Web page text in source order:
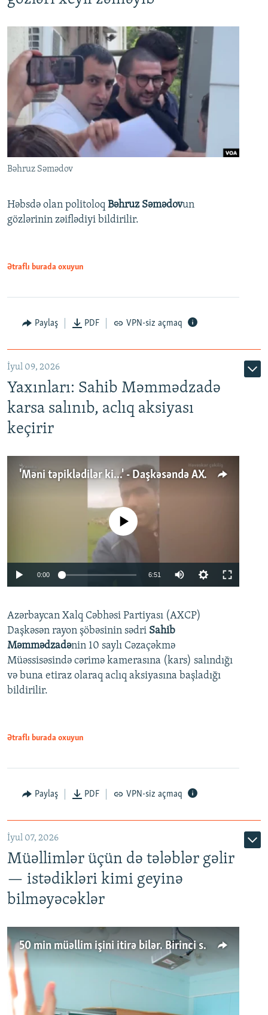
Bəhruz Səmədov
Həbsdə olan politoloq Bəhruz Səmədovun
gözlərinin zəiflədiyi bildirilir.
Ətraflı burada oxuyun
Paylaş PDF VPN-siz açmaq
İyul 09, 2026
Yaxınları: Sahib Məmmədzadə
karsa salınıb, aclıq aksiyası
keçirir
'Məni təpiklədilər ki...' - Daşkəsəndə AXCP fəalının yaxınları onun həbsinə etiraz edirlər
Auto 240p 360p
720p 1080p
No media source currently available
0:00 6:51
360p
720p
1080p
Azərbaycan Xalq Cəbhəsi Partiyası (AXCP)
Daşkəsən rayon şöbəsinin sədri Sahib
Məmmədzadənin 10 saylı Cəzaçəkmə
Müəssisəsində cərimə kamerasına (kars) salındığı
və buna etiraz olaraq aclıq aksiyasına başladığı
bildirilir.
Ətraflı burada oxuyun
Paylaş PDF VPN-siz açmaq
İyul 07, 2026
Müəllimlər üçün də tələblər gəlir
— istədikləri kimi geyinə
bilməyəcəklər
50 min müəllim işini itirə bilər. Birinci sinfə gedənlər azalır